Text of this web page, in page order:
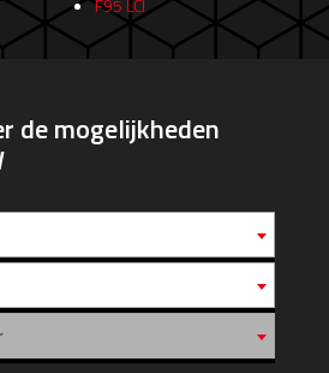
F95 LCI
de mogelijkheden